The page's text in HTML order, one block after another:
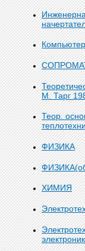
М. Тарг
Теор.
ФИЗИКА
ХИМИЯ